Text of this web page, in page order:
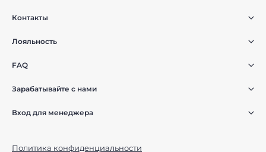
Контакты
Лояльность
FAQ
Зарабатывайте с нами
Вход для менеджера
Политика конфиденциальности